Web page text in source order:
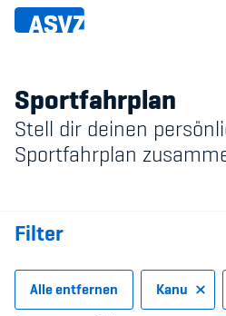
Direkt
zum
Sportfahrplan
Sportanlagen
Events
Sportfahrplan
Stell dir deinen
Sportfahrplan
Filter
Alle entfernen Kanu